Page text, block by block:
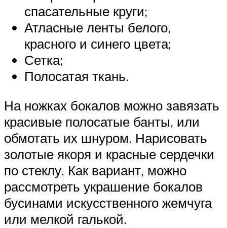
спасательные круги;
Атласные ленты белого,
красного и синего цвета;
Сетка;
Полосатая ткань.
На ножках бокалов можно завязать
красивые полосатые банты, или
обмотать их шнуром. Нарисовать
золотые якоря и красные сердечки
по стеклу. Как вариант, можно
рассмотреть украшение бокалов
бусинами искусственного жемчуга
или мелкой галькой.